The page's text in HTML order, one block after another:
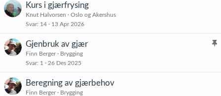
Kurs i gjærfrysing
Knut Halvorsen
Oslo og Akershus
Svar 14 13 Apr 2026
K
Gjenbruk av gjær
Finn Berger
Brygging
Svar 1 26 Des 2025
Beregning av gjærbehov
Finn Berger
Brygging